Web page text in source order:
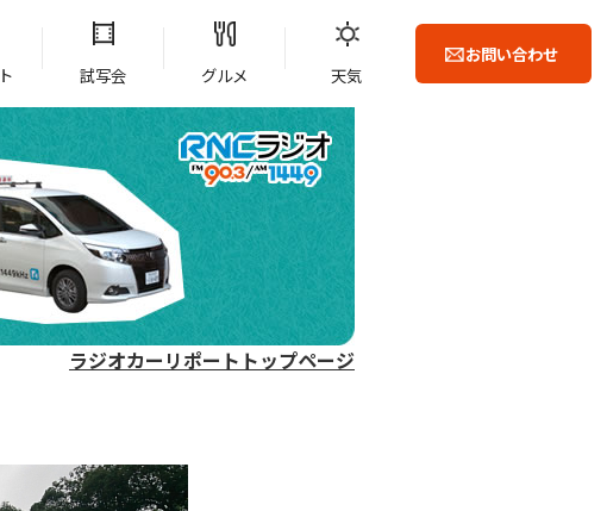
試写会 グルメ 天気
お問い合わせ
ラジオカーリポートトップページ